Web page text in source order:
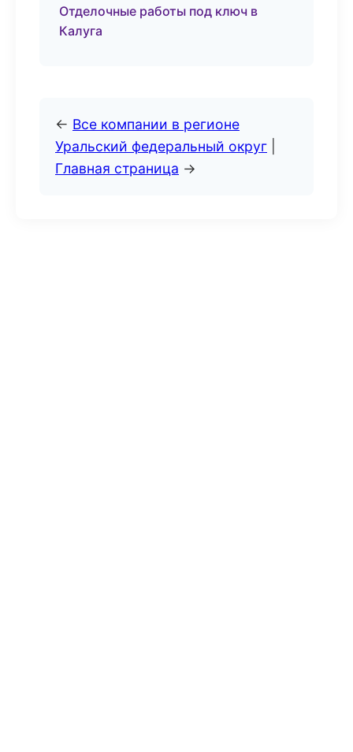
Отделочные работы под ключ в
Калуга
← Все компании в регионе
Уральский федеральный округ
Главная страница →